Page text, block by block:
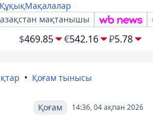
ҚұқықМақалалар
мақтанышы
$469.85 €542.16 ₽5.78
Қоғам тынысы
14:36, 04 ақпан 2026
Қоғам